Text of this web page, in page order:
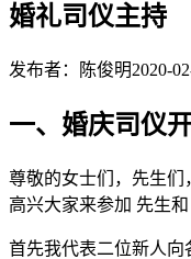
婚礼司仪主持
发布者：陈俊明2020-
一、婚庆司仪
尊敬的女士们，先生
高兴大家来参加 先生和
首先我代表二位新人向